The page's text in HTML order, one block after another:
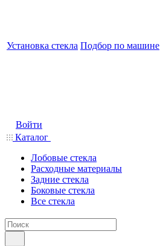
Установка стекла Подбор по машине
Войти
Каталог
Лобовые стекла
Расходные материалы
Задние стекла
Боковые стекла
Все стекла